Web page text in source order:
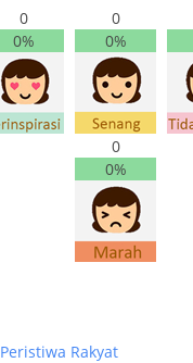
0
0%
0
0%
0
0%
Peristiwa Rakyat